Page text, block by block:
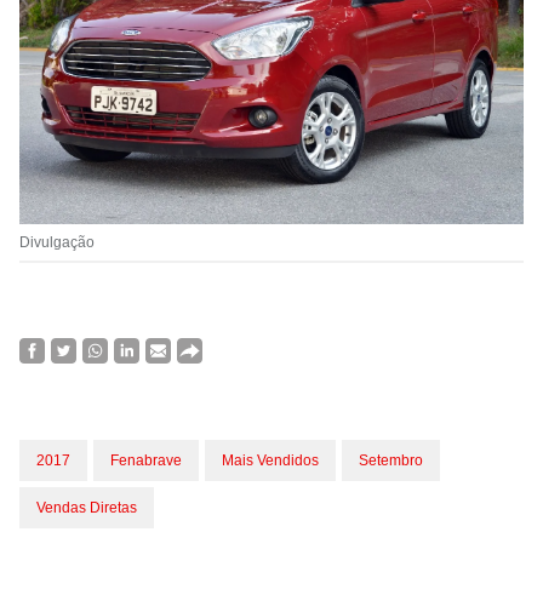
Divulgação
2017 Fenabrave Mais Vendidos Setembro
Vendas Diretas